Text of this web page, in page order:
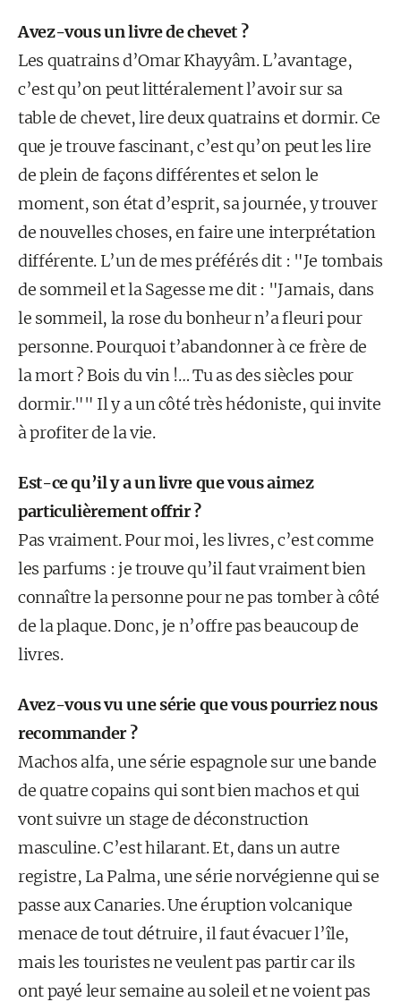
Avez-vous un livre de chevet ?
Les quatrains d’Omar Khayyâm. L’avantage,
c’est qu’on peut littéralement l’avoir sur sa
table de chevet, lire deux quatrains et dormir. Ce
que je trouve fascinant, c’est qu’on peut les lire
de plein de façons différentes et selon le
moment, son état d’esprit, sa journée, y trouver
de nouvelles choses, en faire une interprétation
différente. L’un de mes préférés dit : "Je tombais
de sommeil et la Sagesse me dit : "Jamais, dans
le sommeil, la rose du bonheur n’a fleuri pour
personne. Pourquoi t’abandonner à ce frère de
la mort ? Bois du vin !… Tu as des siècles pour
dormir."" Il y a un côté très hédoniste, qui invite
à profiter de la vie.
Est-ce qu’il y a un livre que vous aimez
particulièrement offrir ?
Pas vraiment. Pour moi, les livres, c’est comme
les parfums : je trouve qu’il faut vraiment bien
connaître la personne pour ne pas tomber à côté
de la plaque. Donc, je n’offre pas beaucoup de
livres.
Avez-vous vu une série que vous pourriez nous
recommander ?
Machos alfa, une série espagnole sur une bande
de quatre copains qui sont bien machos et qui
vont suivre un stage de déconstruction
masculine. C’est hilarant. Et, dans un autre
registre, La Palma, une série norvégienne qui se
passe aux Canaries. Une éruption volcanique
menace de tout détruire, il faut évacuer l’île,
mais les touristes ne veulent pas partir car ils
ont payé leur semaine au soleil et ne voient pas